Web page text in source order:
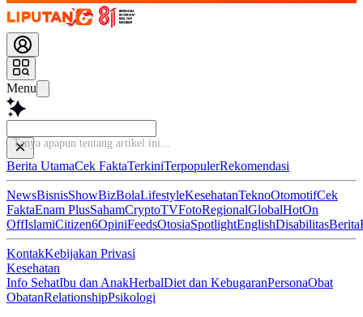
Menu
Tanya apapun tentang a
Berita UtamaCek FaktaTerkiniTerpopulerRekomendasi
NewsBisnisShowBizBolaLifestyleKesehatanTeknoOtomotifCek
FaktaEnam PlusSahamCryptoTVFotoRegionalGlobalHotOn
OffIslamiCitizen6OpiniFeedsOtosiaSpotlightEnglishDisabilitasBerita
KontakKebijakan Privasi
Kesehatan
Info SehatIbu dan AnakHerbalDiet dan KebugaranPersonaObat
ObatanRelationshipPsikologi